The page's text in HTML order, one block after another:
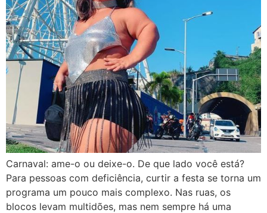
Carnaval: ame-o ou deixe-o. De que lado você está?
Para pessoas com deficiência, curtir a festa se torna um
programa um pouco mais complexo. Nas ruas, os
blocos levam multidões, mas nem sempre há uma